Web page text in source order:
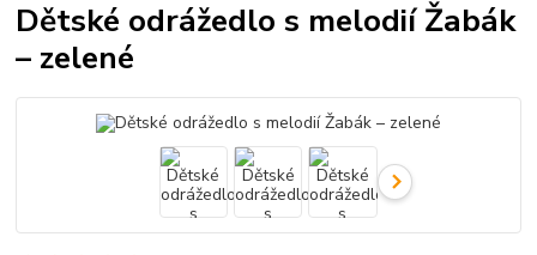
Dětské odrážedlo s melodií Žabák
– zelené